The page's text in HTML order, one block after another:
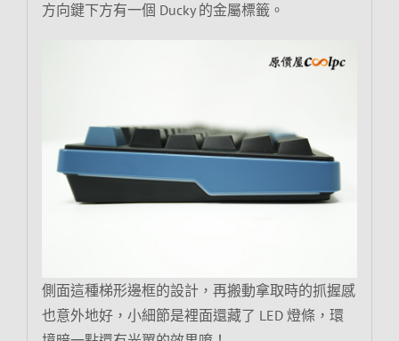
方向鍵下方有一個 Ducky 的金屬標籤。
側面這種梯形邊框的設計，再搬動拿取時的抓握感
也意外地好，小細節是裡面還藏了 LED 燈條，環